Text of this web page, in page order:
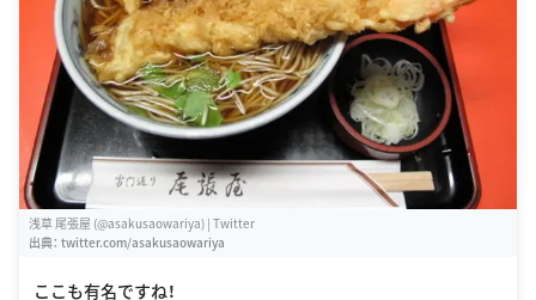
浅草 尾張屋 (@asakusaowariya) | Twitter
出典： twitter.com/asakusaowariya
ここも有名ですね！